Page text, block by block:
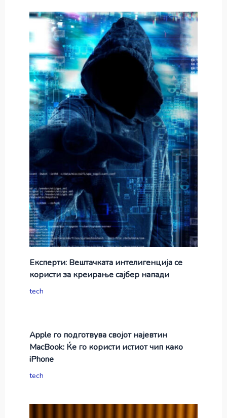
Експерти: Вештачката интелигенција се
користи за креирање сајбер напади
tech
Apple го подготвува својот најевтин
MacBook: Ќе го користи истиот чип како
iPhone
tech